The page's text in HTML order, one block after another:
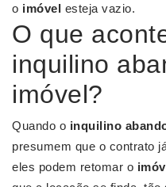
o imóvel esteja vazio.
O que
inquilino
imóvel?
Quando o inquilino
presumem que o contrato
eles podem retomar o